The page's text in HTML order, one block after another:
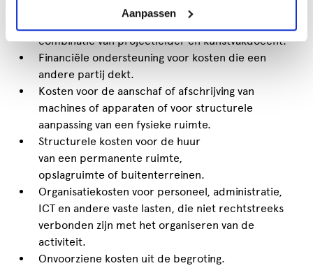
Aanpassen
Het uitbetalen van dezelfde persoon op meerdere
kostenposten, zoals de
combinatie van projectleider en kunstvakdocent.
Financiële ondersteuning voor kosten die een
andere partij dekt.
Kosten voor de aanschaf of afschrijving van
machines of apparaten of voor structurele
aanpassing van een fysieke ruimte.
Structurele kosten voor de huur
van een permanente ruimte,
opslagruimte of buitenterreinen.
Organisatiekosten voor personeel, administratie,
ICT en andere vaste lasten, die niet rechtstreeks
verbonden zijn met het organiseren van de
activiteit.
Onvoorziene kosten uit de begroting.